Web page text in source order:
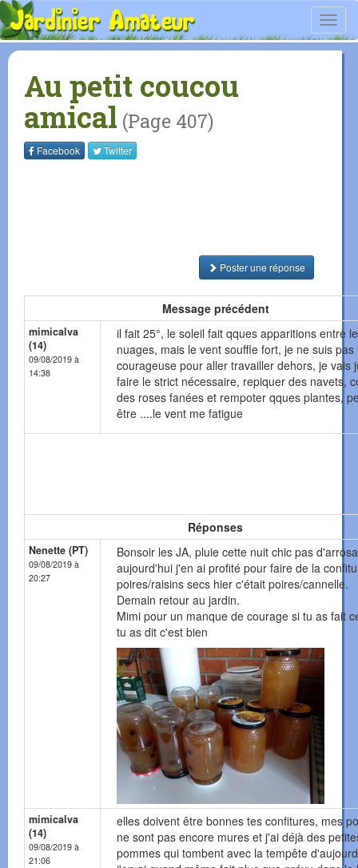
Au petit coucou
amical (Page 407)
Facebook Twitter
Poster une réponse
Message précédent
mimicalva
(14)
09/08/2019 à
14:38
il fait 25°, le soleil fait qques apparitions entre
nuages, mais le vent souffle fort, je ne suis pas
courageuse pour aller travailler dehors, je vais
faire le strict nécessaire, repiquer des navets,
des roses fanées et rempoter qques plantes,
être ....le vent me fatigue
Réponses
Nenette (PT)
09/08/2019 à
20:27
Bonsoir les JA, pluie cette nuit chic pas
aujourd'hui j'en ai profité pour faire de la
poires/raisins secs hier c'était poires/cannelle.
Demain retour au jardin.
Mimi pour un manque de courage si tu as fait
tu as dit c'est bien
mimicalva
(14)
09/08/2019 à
21:06
elles doivent être bonnes tes confitures, mes
ne sont pas encore mures et j'ai déjà des
pommes qui tombent avec la tempête